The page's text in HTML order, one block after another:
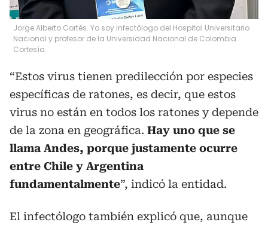
Jorge Alberto Cortés. Yo soy infectólogo del Hospital Universitario
Nacional y profesor de la Universidad Nacional de Colombia.
Cortesía.
“Estos virus tienen predilección por especies
específicas de ratones, es decir, que estos
virus no están en todos los ratones y depende
de la zona en geográfica. Hay uno que se
llama Andes, porque justamente ocurre
entre Chile y Argentina
fundamentalmente”, indicó la entidad.
El infectólogo también explicó que, aunque